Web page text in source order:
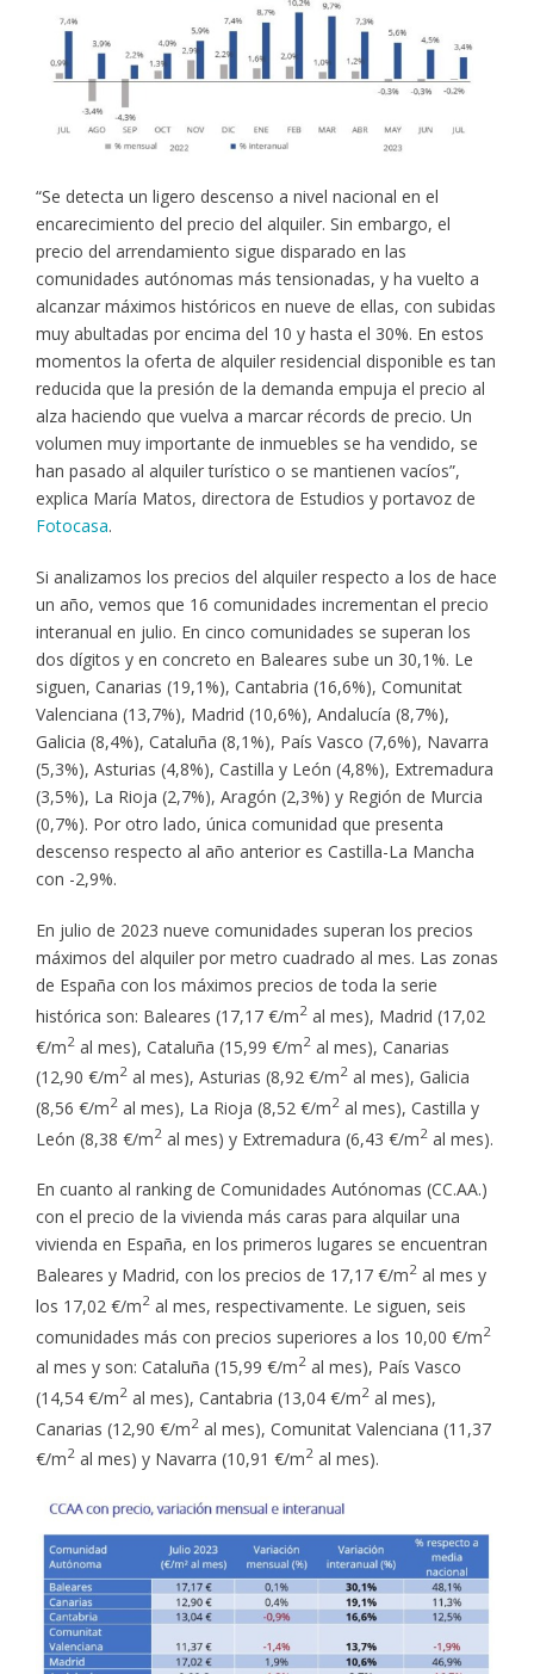
“Se detecta un ligero descenso a nivel nacional en el
encarecimiento del precio del alquiler. Sin embargo, el
precio del arrendamiento sigue disparado en las
comunidades autónomas más tensionadas, y ha vuelto a
alcanzar máximos históricos en nueve de ellas, con subidas
muy abultadas por encima del 10 y hasta el 30%. En estos
momentos la oferta de alquiler residencial disponible es tan
reducida que la presión de la demanda empuja el precio al
alza haciendo que vuelva a marcar récords de precio. Un
volumen muy importante de inmuebles se ha vendido, se
han pasado al alquiler turístico o se mantienen vacíos”,
explica María Matos, directora de Estudios y portavoz de
Fotocasa.
Si analizamos los precios del alquiler respecto a los de hace
un año, vemos que 16 comunidades incrementan el precio
interanual en julio. En cinco comunidades se superan los
dos dígitos y en concreto en Baleares sube un 30,1%. Le
siguen, Canarias (19,1%), Cantabria (16,6%), Comunitat
Valenciana (13,7%), Madrid (10,6%), Andalucía (8,7%),
Galicia (8,4%), Cataluña (8,1%), País Vasco (7,6%), Navarra
(5,3%), Asturias (4,8%), Castilla y León (4,8%), Extremadura
(3,5%), La Rioja (2,7%), Aragón (2,3%) y Región de Murcia
(0,7%). Por otro lado, única comunidad que presenta
descenso respecto al año anterior es Castilla-La Mancha
con -2,9%.
En julio de 2023 nueve comunidades superan los precios
máximos del alquiler por metro cuadrado al mes. Las zonas
de España con los máximos precios de toda la serie
histórica son: Baleares (17,17 €/m2al mes), Madrid (17,02
€/m2al mes), Cataluña (15,99 €/m2al mes), Canarias
(12,90 €/m2al mes), Asturias (8,92 €/m2al mes), Galicia
(8,56 €/m2al mes), La Rioja (8,52 €/m2al mes), Castilla y
León (8,38 €/m2al mes) y Extremadura (6,43 €/m2al mes).
En cuanto al ranking de Comunidades Autónomas (CC.AA.)
con el precio de la vivienda más caras para alquilar una
vivienda en España, en los primeros lugares se encuentran
Baleares y Madrid, con los precios de 17,17 €/m2al mes y
los 17,02 €/m2al mes, respectivamente. Le siguen, seis
comunidades más con precios superiores a los 10,00 €/m2
al mes y son: Cataluña (15,99 €/m2al mes), País Vasco
(14,54 €/m2al mes), Cantabria (13,04 €/m2al mes),
Canarias (12,90 €/m2al mes), Comunitat Valenciana (11,37
€/m2al mes) y Navarra (10,91 €/m2al mes).